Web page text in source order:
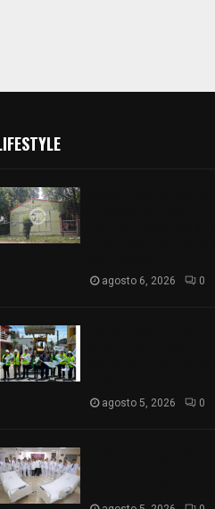
agosto 6, 2026 0
agosto 5, 2026 0